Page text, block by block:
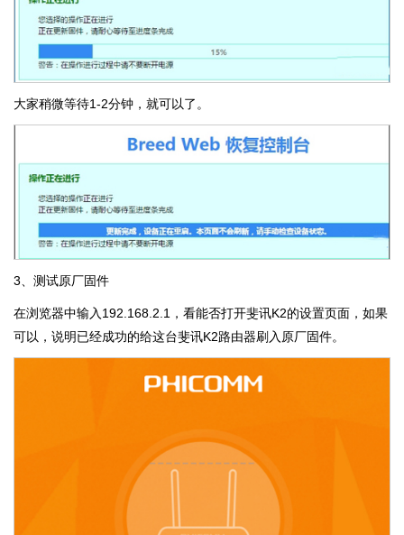
大家稍微等待1-2分钟，就可以了。
3、测试原厂固件
在浏览器中输入192.168.2.1，看能否打开斐讯K2的设置页面，如果
可以，说明已经成功的给这台斐讯K2路由器刷入原厂固件。